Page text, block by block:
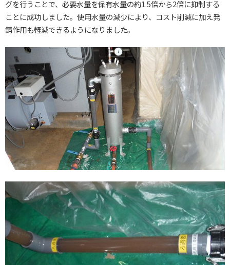
グを行うことで、必要水量を保有水量の約1.5倍から2倍に抑制する
ことに成功しました。使用水量の減少により、コスト削減に加え発
錆作用も軽減できるようになりました。